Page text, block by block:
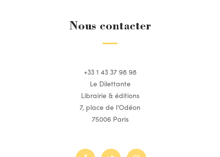
Nous contacter
+33 1 43 37 98 98
Le Dilettante
Librairie & éditions
7, place de l’Odéon
75006 Paris